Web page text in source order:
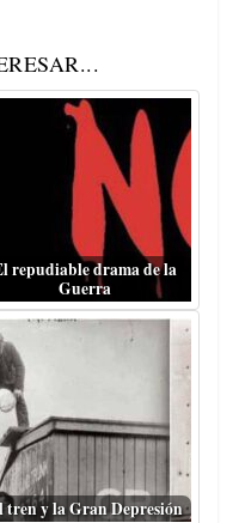
repudiable drama de la
Guerra
tren y la Gran Depresión